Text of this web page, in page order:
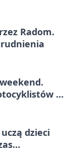
Radom.
w
dzieci